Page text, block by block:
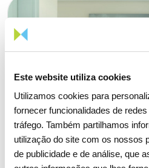
Este website utiliza cookies
Utilizamos cookies para
fornecer funcionalidades de
tráfego. Também partilhamos
utilização do site com os nossos
de publicidade e de análise, que